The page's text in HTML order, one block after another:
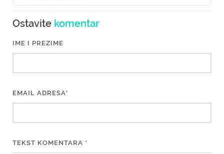
Ostavite komentar
IME I PREZIME
EMAIL ADRESA*
TEKST KOMENTARA *